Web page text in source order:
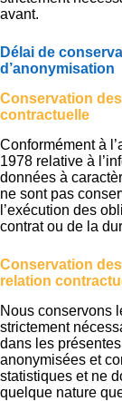
avant.
Délai de
d’anonymisation
Conservation
contractuelle
Conformément à
1978 relative à
données à
ne sont pas
l’exécution des
contrat ou de la
Conservation
relation
Nous conservons
strictement
dans les
anonymisées et
statistiques et ne
quelque nature